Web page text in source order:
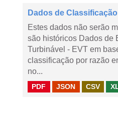
Dados de
Estes dados não serão
são históricos Dados de
Turbinável - EVT em
classificação por razão
no...
PDF JSON CSV